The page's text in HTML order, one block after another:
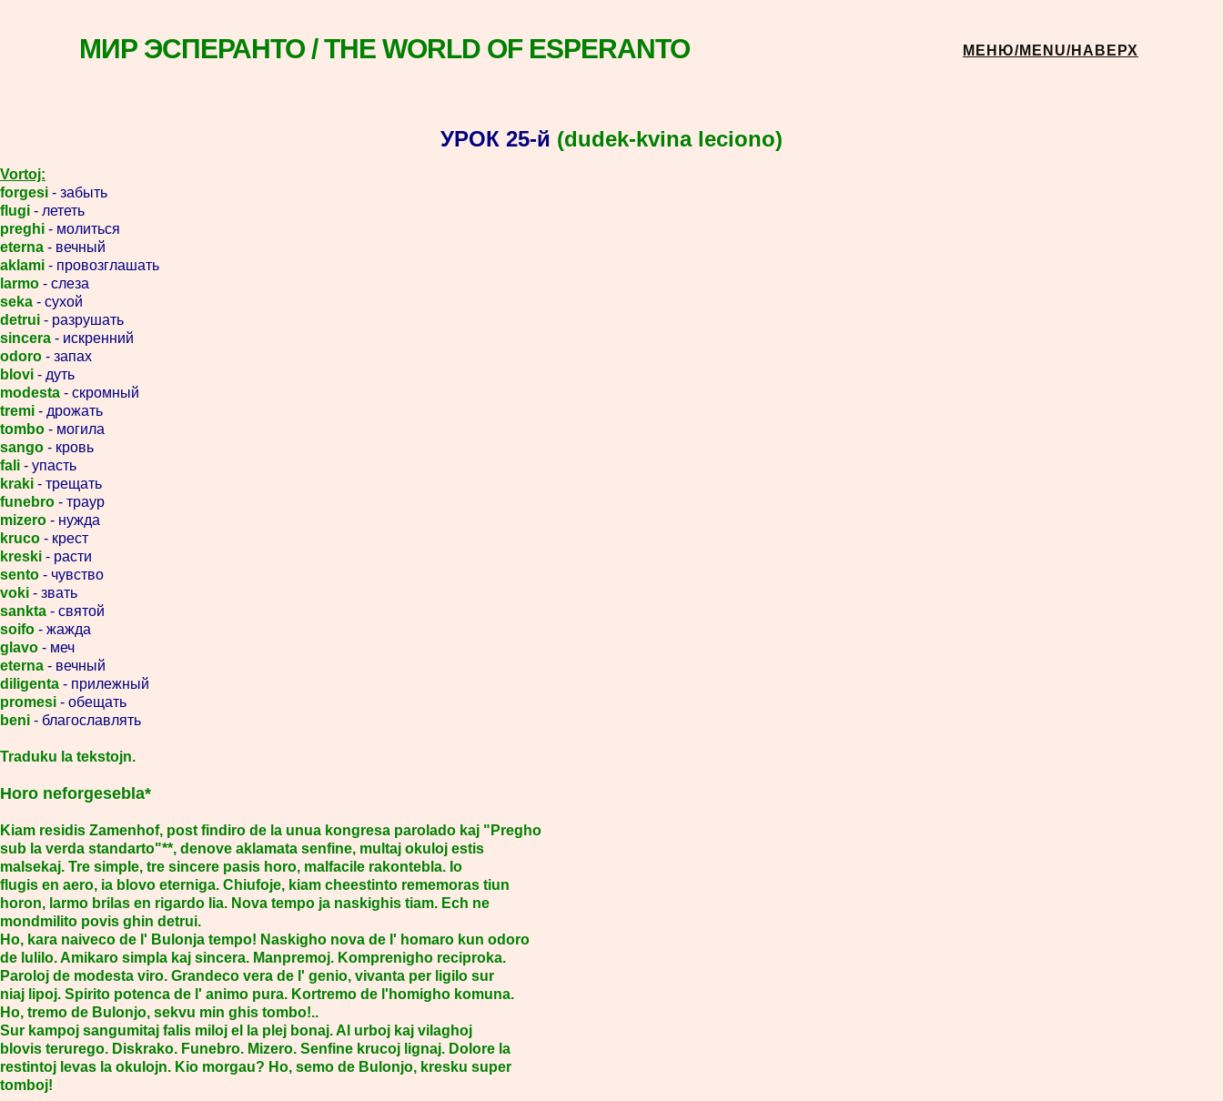
МИР ЭСПЕРАНТО / THE WORLD OF ESPERANTO МЕНЮ/MENU/НАВЕРХ
УРОК 25-й (dudek-kvina leciono)
Vortoj:
forgesi - забыть
flugi - лететь
preghi - молиться
eterna - вечный
aklami - провозглашать
larmo - слеза
seka - сухой
detrui - разрушать
sincera - искренний
odoro - запах
blovi - дуть
modesta - скромный
tremi - дрожать
tombo - могила
sango - кровь
fali - упасть
kraki - трещать
funebro - траур
mizero - нужда
kruco - крест
kreski - расти
sento - чувство
voki - звать
sankta - святой
soifo - жажда
glavo - меч
eterna - вечный
diligenta - прилежный
promesi - обещать
beni - благославлять
Traduku la tekstojn.
Horo neforgesebla*
Kiam residis Zamenhof, post findiro de la unua kongresa parolado kaj "Pregho
sub la verda standarto"**, denove aklamata senfine, multaj okuloj estis
malsekaj. Tre simple, tre sincere pasis horo, malfacile rakontebla. Io
flugis en aero, ia blovo eterniga. Chiufoje, kiam cheestinto rememoras tiun
horon, larmo brilas en rigardo lia. Nova tempo ja naskighis tiam. Ech ne
mondmilito povis ghin detrui.
Ho, kara naiveco de l' Bulonja tempo! Naskigho nova de l' homaro kun odoro
de lulilo. Amikaro simpla kaj sincera. Manpremoj. Komprenigho reciproka.
Paroloj de modesta viro. Grandeco vera de l' genio, vivanta per ligilo sur
niaj lipoj. Spirito potenca de l' animo pura. Kortremo de l'homigho komuna.
Ho, tremo de Bulonjo, sekvu min ghis tombo!..
Sur kampoj sangumitaj falis miloj el la plej bonaj. Al urboj kaj vilaghoj
blovis terurego. Diskrako. Funebro. Mizero. Senfine krucoj lignaj. Dolore la
restintoj levas la okulojn. Kio morgau? Ho, semo de Bulonjo, kresku super
tomboj!